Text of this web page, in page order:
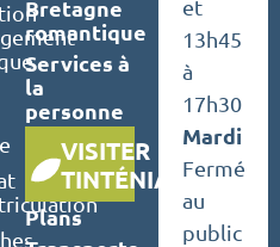
Bretagne
romantique
Services à
la
personne
VISITER
TINTÉNIAC
Plans
et
13h45
à
17h30
Mardi
Fermé
au
public